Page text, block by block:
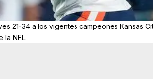
21-34 a los vigentes campeones Kansas
la NFL.